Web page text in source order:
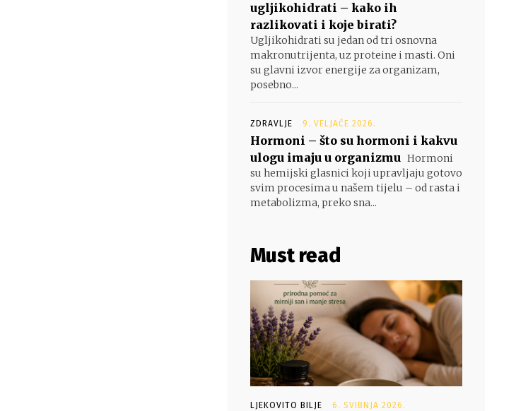
ugljikohidrati – kako ih
razlikovati i koje birati?
Ugljikohidrati su jedan od tri osnovna
makronutrijenta, uz proteine i masti. Oni
su glavni izvor energije za organizam,
posebno...
ZDRAVLJE 9. VELJAČE 2026.
Hormoni – što su hormoni i kakvu
ulogu imaju u organizmu Hormoni
su hemijski glasnici koji upravljaju gotovo
svim procesima u našem tijelu – od rasta i
metabolizma, preko sna...
Must read
LJEKOVITO BILJE 6. SVIBNJA 2026.